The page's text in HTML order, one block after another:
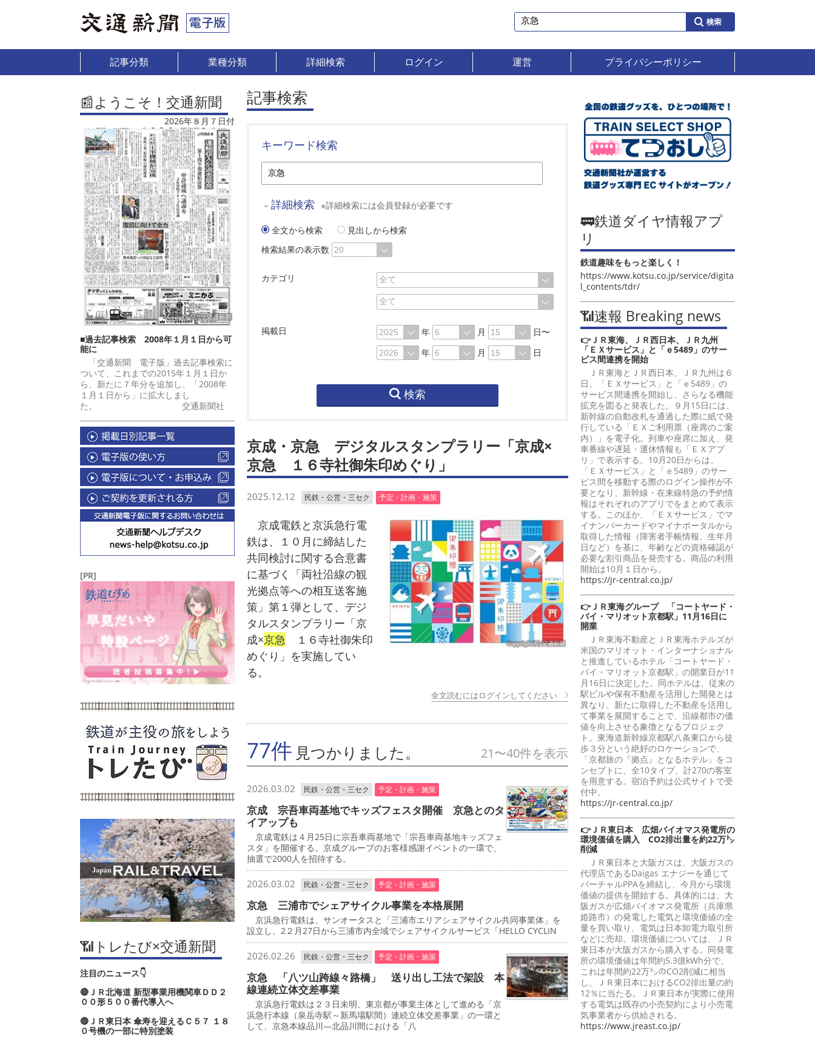
記事分類 業種分類 詳細検索 ログイン 運営 プライバシーポリシー
📰ようこそ！交通新聞
2026年８月７日付
■過去記事検索 2008年１月１日から可
能に
「交通新聞 電子版」過去記事検索に
ついて、これまでの2015年１月１日か
ら、新たに７年分を追加し、「2008年
１月１日から」に拡大しまし
た。 交通新聞社
[PR]
📶トレたび×交通新聞
注目のニュース👇
🔴ＪＲ北海道 新型事業用機関車ＤＤ２
００形５００番代導入へ
🔴ＪＲ東日本 傘寿を迎えるＣ５７ １８
０号機の一部に特別塗装
記事検索
キーワード検索
－ 詳細検索 ※詳細検索には会員登録が必要です
全文から検索
見出しから検索
検索結果の表示数
カテゴリ
掲載日 年 月
日〜
年
月 日
検索
京成・京急 デジタルスタンプラリー「京成×
京急 １６寺社御朱印めぐり」
2025.12.12 民鉄・公営・三セク 予定・計画・施策
京成電鉄と京浜急行電
鉄は、１０月に締結した
共同検討に関する合意書
に基づく「両社沿線の観
光拠点等への相互送客施
策」第１弾として、デジ
タルスタンプラリー「京
成×京急 １６寺社御朱印
めぐり」を実施してい
る。
全文読むにはログインしてください
77件 見つかりました。 21〜40件を表示
2026.03.02 民鉄・公営・三セク 予定・計画・施策
京成 宗吾車両基地でキッズフェスタ開催 京急とのタ
イアップも
京成電鉄は４月25日に宗吾車両基地で「宗吾車両基地キッズフェ
スタ」を開催する。京成グループのお客様感謝イベントの一環で、
抽選で2000人を招待する。
2026.03.02 民鉄・公営・三セク 予定・計画・施策
京急 三浦市でシェアサイクル事業を本格展開
京浜急行電鉄は、サンオータスと「三浦市エリアシェアサイクル共同事業体」を
設立し、2２月27日から三浦市内全域でシェアサイクルサービス「HELLO CYCLIN
2026.02.26 民鉄・公営・三セク 予定・計画・施策
京急 「八ツ山跨線々路橋」 送り出し工法で架設 本
線連続立体交差事業
京浜急行電鉄は２３日未明、東京都が事業主体として進める「京
浜急行本線（泉岳寺駅～新馬場駅間）連続立体交差事業」の一環と
して、京急本線品川―北品川間における「八
🚃鉄道ダイヤ情報アプ
リ
鉄道趣味をもっと楽しく！
https://www.kotsu.co.jp/service/digita
l_contents/tdr/
📶速報 Breaking news
👉ＪＲ東海、ＪＲ西日本、ＪＲ九州
「ＥＸサービス」と「ｅ5489」のサー
ビス間連携を開始
ＪＲ東海とＪＲ西日本、ＪＲ九州は６
日、「ＥＸサービス」と「ｅ5489」の
サービス間連携を開始し、さらなる機能
拡充を図ると発表した。９月15日には、
新幹線の自動改札を通過した際に紙で発
行している「ＥＸご利用票（座席のご案
内）」を電子化。列車や座席に加え、発
車番線や遅延・運休情報も「ＥＸアプ
リ」で表示する。10月20日からは、
「ＥＸサービス」と「ｅ5489」のサー
ビス間を移動する際のログイン操作が不
要となり、新幹線・在来線特急の予約情
報はそれぞれのアプリでをまとめて表示
する。このほか、「ＥＸサービス」でマ
イナンバーカードやマイナポータルから
取得した情報（障害者手帳情報、生年月
日など）を基に、年齢などの資格確認が
必要な割引商品を発売する。商品の利用
開始は10月１日から。
https://jr-central.co.jp/
👉ＪＲ東海グループ 「コートヤード・
バイ・マリオット京都駅」11月16日に
開業
ＪＲ東海不動産とＪＲ東海ホテルズが
米国のマリオット・インターナショナル
と推進しているホテル「コートヤード・
バイ・マリオット京都駅」の開業日が11
月16日に決定した。同ホテルは、従来の
駅ビルや保有不動産を活用した開発とは
異なり、新たに取得した不動産を活用し
て事業を展開することで、沿線都市の価
値を向上させる象徴となるプロジェク
ト。東海道新幹線京都駅八条東口から徒
歩３分という絶好のロケーションで、
「京都旅の『拠点』となるホテル」をコ
ンセプトに、全10タイプ、計270の客室
を用意する。宿泊予約は公式サイトで受
付中。
https://jr-central.co.jp/
👉ＪＲ東日本 広畑バイオマス発電所の
環境価値を購入 CO2排出量を約22万㌧
削減
ＪＲ東日本と大阪ガスは、大阪ガスの
代理店であるDaigas エナジーを通じて
バーチャルPPAを締結し、今月から環境
価値の提供を開始する。具体的には、大
阪ガスが広畑バイオマス発電所（兵庫県
姫路市）の発電した電気と環境価値の全
量を買い取り、電気は日本卸電力取引所
などに売却。環境価値については、ＪＲ
東日本が大阪ガスから購入する。同発電
所の環境価値は年間約5.3億kWh分で、
これは年間約22万㌧のCO2削減に相当
し、ＪＲ東日本におけるCO2排出量の約
12％に当たる。ＪＲ東日本が実際に使用
する電気は既存の小売契約により小売電
気事業者から供給される。
https://www.jreast.co.jp/